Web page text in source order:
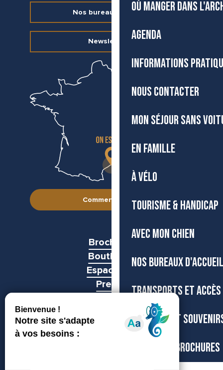
OÙ MANGER DANS
AGENDA
INFORMATIONS
NOUS CONTACTER
MON SÉJOUR SANS
EN FAMILLE
À VÉLO
TOURISME & HANDICAP
AVEC MON CHIEN
NOS BUREAUX D'ACCUEIL
TRANSPORTS ET ACCÈS
BOUTIQUE ET
CARTES ET BROCHURES
Nos bureaux d’accueil
Newsletter
Comment venir ?
Brochures
Boutiques
Espace pro
Presse